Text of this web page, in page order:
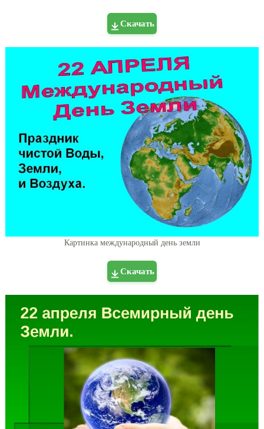
Скачать
Картинка международный день земли
Скачать